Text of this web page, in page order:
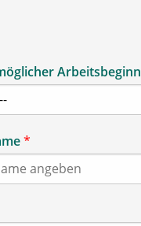
Arbeitsbeginn
*